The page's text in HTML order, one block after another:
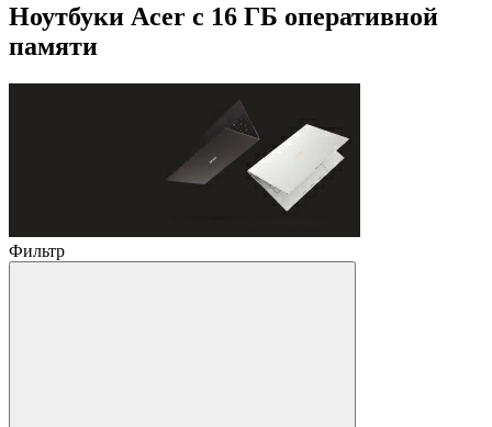
Ноутбуки Acer с 16 ГБ оперативной
памяти
Фильтр